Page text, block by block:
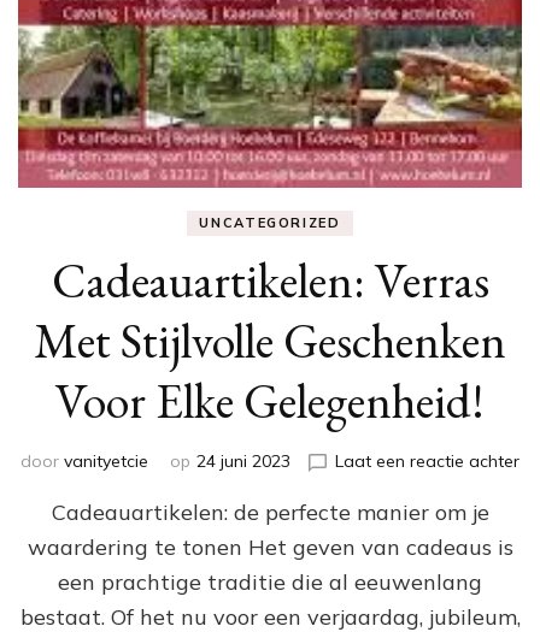
UNCATEGORIZED
Cadeauartikelen: Verras
Met Stijlvolle Geschenken
Voor Elke Gelegenheid!
door vanityetcie op 24 juni 2023 Laat een reactie achterop
Cadeauartikelen: de perfecte manier om je
waardering te tonen Het geven van cadeaus is
een prachtige traditie die al eeuwenlang
bestaat. Of het nu voor een verjaardag, jubileum,